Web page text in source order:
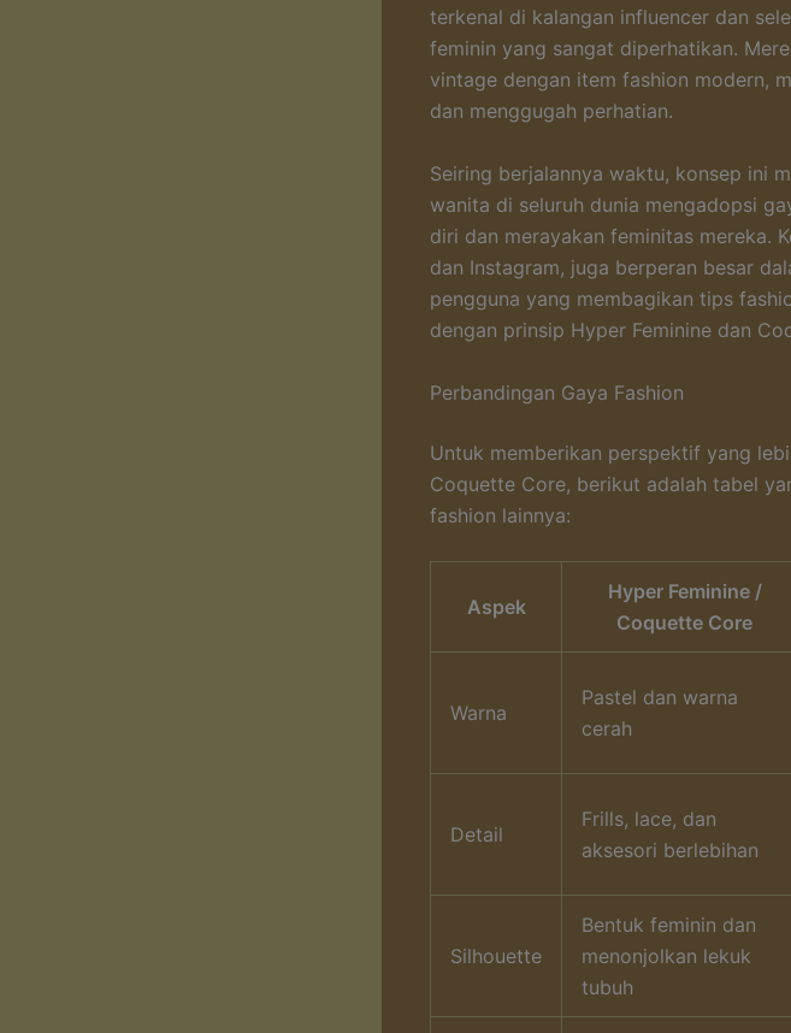
terkenal di kalangan influencer dan
feminin yang sangat diperhatikan.
vintage dengan item fashion modern,
dan menggugah perhatian.
Seiring berjalannya waktu, konsep ini
wanita di seluruh dunia mengadopsi
diri dan merayakan feminitas mereka.
dan Instagram, juga berperan besar
pengguna yang membagikan tips
dengan prinsip Hyper Feminine dan
Perbandingan Gaya Fashion
Untuk memberikan perspektif yang
Coquette Core, berikut adalah tabel
fashion lainnya:
Aspek
Hyper Feminine /
Coquette Core
Warna
Pastel dan warna
cerah
Detail
Frills, lace, dan
aksesori berlebihan
Silhouette
Bentuk feminin dan
menonjolkan lekuk
tubuh